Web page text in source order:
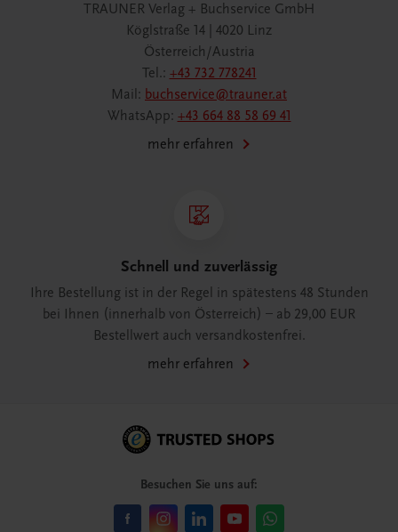
TRAUNER Verlag + Buchservice GmbH
Köglstraße 14 | 4020 Linz
Österreich/Austria
Tel.: +43 732 778241
Mail: buchservice@trauner.at
WhatsApp: +43 664 88 58 69 41
mehr erfahren
Schnell und zuverlässig
Ihre Bestellung ist in der Regel in spätestens 48 Stunden
bei Ihnen (innerhalb von Österreich) – ab 29,00 EUR
Bestellwert auch versandkostenfrei.
mehr erfahren
Besuchen Sie uns auf: